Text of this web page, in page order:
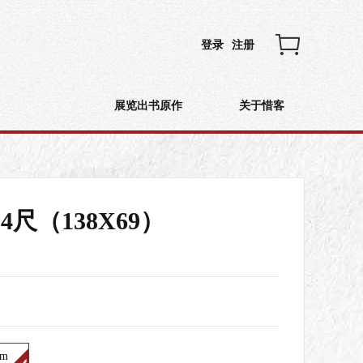
登录 注册
展览出书原作 关于惜客
（138X69）